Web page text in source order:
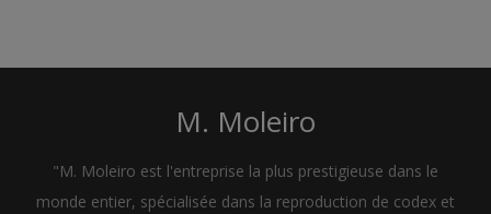
M. Moleiro
"M. Moleiro est l'entreprise la plus prestigieuse dans le
monde entier, spécialisée dans la reproduction de codex et